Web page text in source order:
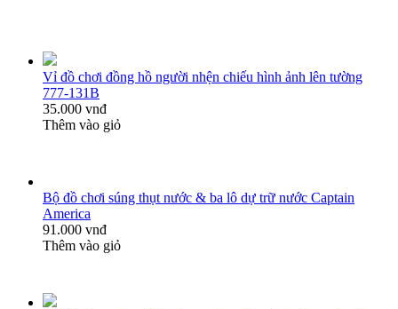
Vỉ đồ chơi đồng hồ người nhện chiếu hình ảnh lên tường
777-131B
35.000 vnđ
Thêm vào giỏ
Bộ đồ chơi súng thụt nước & ba lô dự trữ nước Captain
America
91.000 vnđ
Thêm vào giỏ